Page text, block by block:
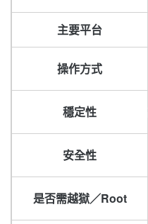
主要平台
操作方式
穩定性
安全性
是否需越獄／Root